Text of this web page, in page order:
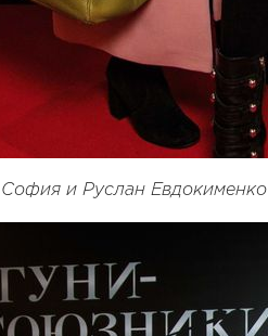
София и Руслан Евдокименко